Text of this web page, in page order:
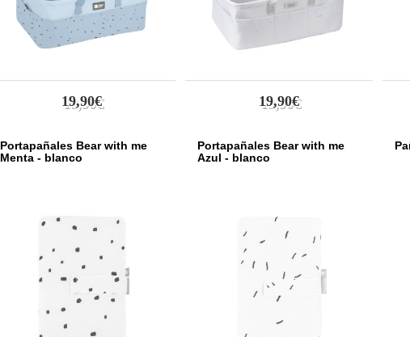
19,90€ 19,90€
Portapañales Bear with me
Menta - blanco
Portapañales Bear with me
Azul - blanco